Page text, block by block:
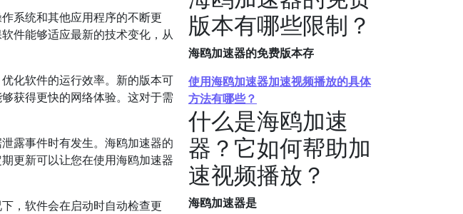
系统和其他应用程序的不断更
件能够适应最新的技术变化，从
化软件的运行效率。新的版本可
获得更快的网络体验。这对于需
露事件时有发生。海鸥加速器的
更新可以让您在使用海鸥加速器
，软件会在启动时自动检查更
版本有哪些限制？
海鸥加速器的免费版本存
使用海鸥加速器加速视频播放的具体
方法有哪些？
什么是海鸥加速
器？它如何帮助加
速视频播放？
海鸥加速器是